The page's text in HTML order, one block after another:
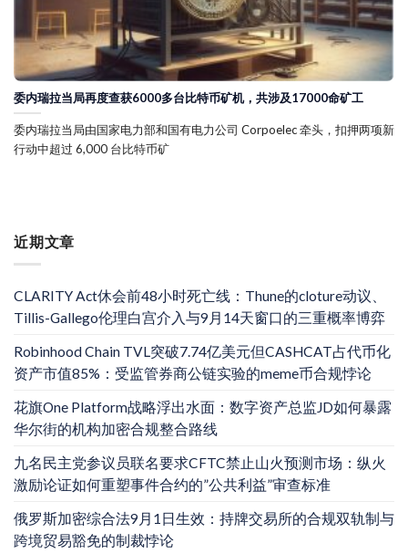
近期文章
CLARITY Act休会前48小时死亡线：Thune的cloture动议、
Tillis-Gallego伦理白宫介入与9月14天窗口的三重概率博弈
Robinhood Chain TVL突破7.74亿美元但CASHCAT占代币化
资产市值85%：受监管券商公链实验的meme币合规悖论
花旗One Platform战略浮出水面：数字资产总监JD如何暴露
华尔街的机构加密合规整合路线
九名民主党参议员联名要求CFTC禁止山火预测市场：纵火
激励论证如何重塑事件合约的”公共利益”审查标准
俄罗斯加密综合法9月1日生效：持牌交易所的合规双轨制与
跨境贸易豁免的制裁悖论
委内瑞拉当局再度查获6000多台比特币矿机，共涉及17000命矿工
委内瑞拉当局由国家电力部和国有电力公司 Corpoelec 牵头，扣押两项新
行动中超过 6,000 台比特币矿